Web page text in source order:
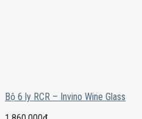
Bộ 6 ly RCR – Invino Wine Glass